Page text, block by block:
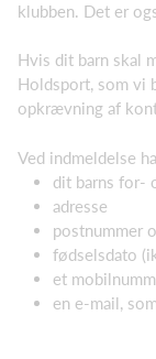
klubben. Det er
Hvis dit barn skal
Holdsport, som vi
opkrævning af
Ved indmeldelse
dit barns for-
adresse
postnummer
fødselsdato
et
en e-mail,